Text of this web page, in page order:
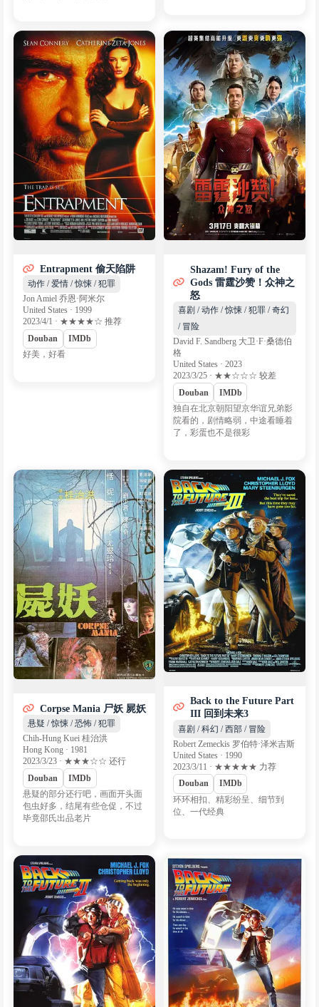
Entrapment 偷天陷阱
动作 / 爱情 / 惊悚 / 犯罪
Jon Amiel 乔恩·阿米尔
United States · 1999
2023/4/1 · ★★★★☆ 推荐
Douban
IMDb
好美，好看
Shazam! Fury of the
Gods 雷霆沙赞！众神之
怒
喜剧 / 动作 / 惊悚 / 犯罪 / 奇幻
/ 冒险
David F. Sandberg 大卫·F·桑德伯
格
United States · 2023
2023/3/25 · ★★☆☆☆ 较差
Douban
IMDb
独自在北京朝阳望京华谊兄弟影
院看的，剧情略弱，中途看睡着
了，彩蛋也不是很彩
Corpse Mania 尸妖 屍妖
悬疑 / 惊悚 / 恐怖 / 犯罪
Chih-Hung Kuei 桂治洪
Hong Kong · 1981
2023/3/23 · ★★★☆☆ 还行
Douban
IMDb
悬疑的部分还行吧，画面开头面
包虫好多，结尾有些仓促，不过
毕竟邵氏出品老片
Back to the Future Part
III 回到未来3
喜剧 / 科幻 / 西部 / 冒险
Robert Zemeckis 罗伯特·泽米吉斯
United States · 1990
2023/3/11 · ★★★★★ 力荐
Douban
IMDb
环环相扣、精彩纷呈、细节到
位、一代经典